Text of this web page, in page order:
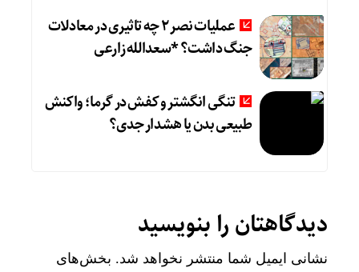
عملیات نصر ۲ چه تاثیری در معادلات
جنگ داشت؟ *سعدالله زارعی
تنگی انگشتر و کفش در گرما؛ واکنش
طبیعی بدن یا هشدار جدی؟
دیدگاهتان را بنویسید
نشانی ایمیل شما منتشر نخواهد شد. بخش‌های